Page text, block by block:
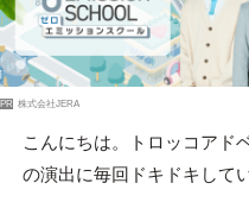
PR 株式会社JERA
こんにちは。トロッコアド
の演出に毎回ドキドキして